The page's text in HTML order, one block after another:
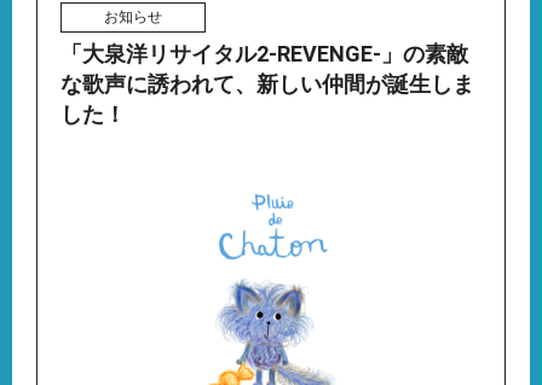
お知らせ
「大泉洋リサイタル2-REVENGE-」の素敵
な歌声に誘われて、新しい仲間が誕生しま
した！